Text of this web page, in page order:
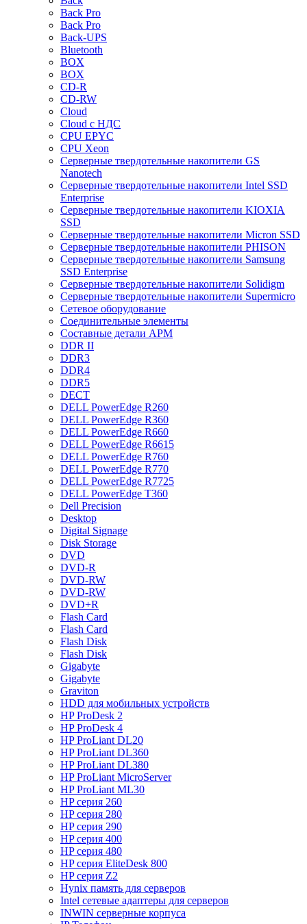
Back Pro
Back Pro
Back-UPS
Bluetooth
BOX
BOX
CD-R
CD-RW
Cloud
Cloud с НДС
CPU EPYC
CPU Xeon
Cерверные твердотельные накопители GS
Nanotech
Cерверные твердотельные накопители Intel SSD
Enterprise
Cерверные твердотельные накопители KIOXIA
SSD
Cерверные твердотельные накопители Micron SSD
Cерверные твердотельные накопители PHISON
Cерверные твердотельные накопители Samsung
SSD Enterprise
Cерверные твердотельные накопители Solidigm
Cерверные твердотельные накопители Supermicro
Cетевое оборудование
Cоединительные элементы
Cоставные детали АРМ
DDR II
DDR3
DDR4
DDR5
DECT
DELL PowerEdge R260
DELL PowerEdge R360
DELL PowerEdge R660
DELL PowerEdge R6615
DELL PowerEdge R760
DELL PowerEdge R770
DELL PowerEdge R7725
DELL PowerEdge T360
Dell Precision
Desktop
Digital Signage
Disk Storage
DVD
DVD-R
DVD-RW
DVD-RW
DVD+R
Flash Card
Flash Card
Flash Disk
Flash Disk
Gigabyte
Gigabyte
Graviton
HDD для мобильных устройств
HP ProDesk 2
HP ProDesk 4
HP ProLiant DL20
HP ProLiant DL360
HP ProLiant DL380
HP ProLiant MicroServer
HP ProLiant ML30
HP серия 260
HP серия 280
HP серия 290
HP серия 400
HP серия 480
HP серия EliteDesk 800
HP серия Z2
Hynix память для серверов
Intel сетевые адаптеры для серверов
INWIN серверные корпуса